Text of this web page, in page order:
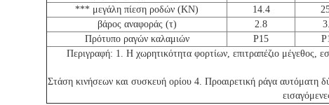
*** μεγάλη πίεση ροδών (KN)
14.4
βάρος αναφοράς (τ)
2.8
Πρότυπο ραγών καλαμιών
P15
Περιγραφή: 1. Η χωρητικότητα φορτίων, επιτραπέζιο μέγεθος,
Στάση κινήσεων και συσκευή ορίου 4. Προαιρετική ράγα αυτόματη